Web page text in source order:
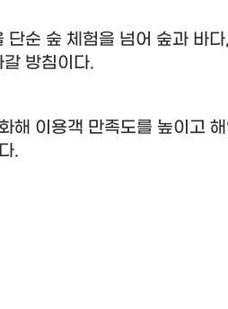
단순 숲 체험을 넘어 숲과 바다,
방침이다.
해 이용객 만족도를 높이고
.